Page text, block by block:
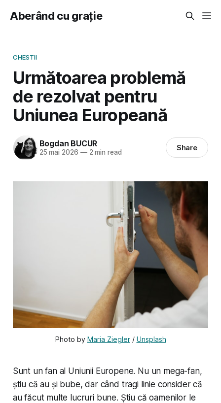
Aberând cu grație
CHESTII
Următoarea problemă
de rezolvat pentru
Uniunea Europeană
Bogdan BUCUR
25 mai 2026 —2 min read Share
Photo by Maria Ziegler / Unsplash
Sunt un fan al Uniunii Europene. Nu un mega-fan,
știu că au și bube, dar când tragi linie consider că
au făcut multe lucruri bune. Știu că oamenilor le